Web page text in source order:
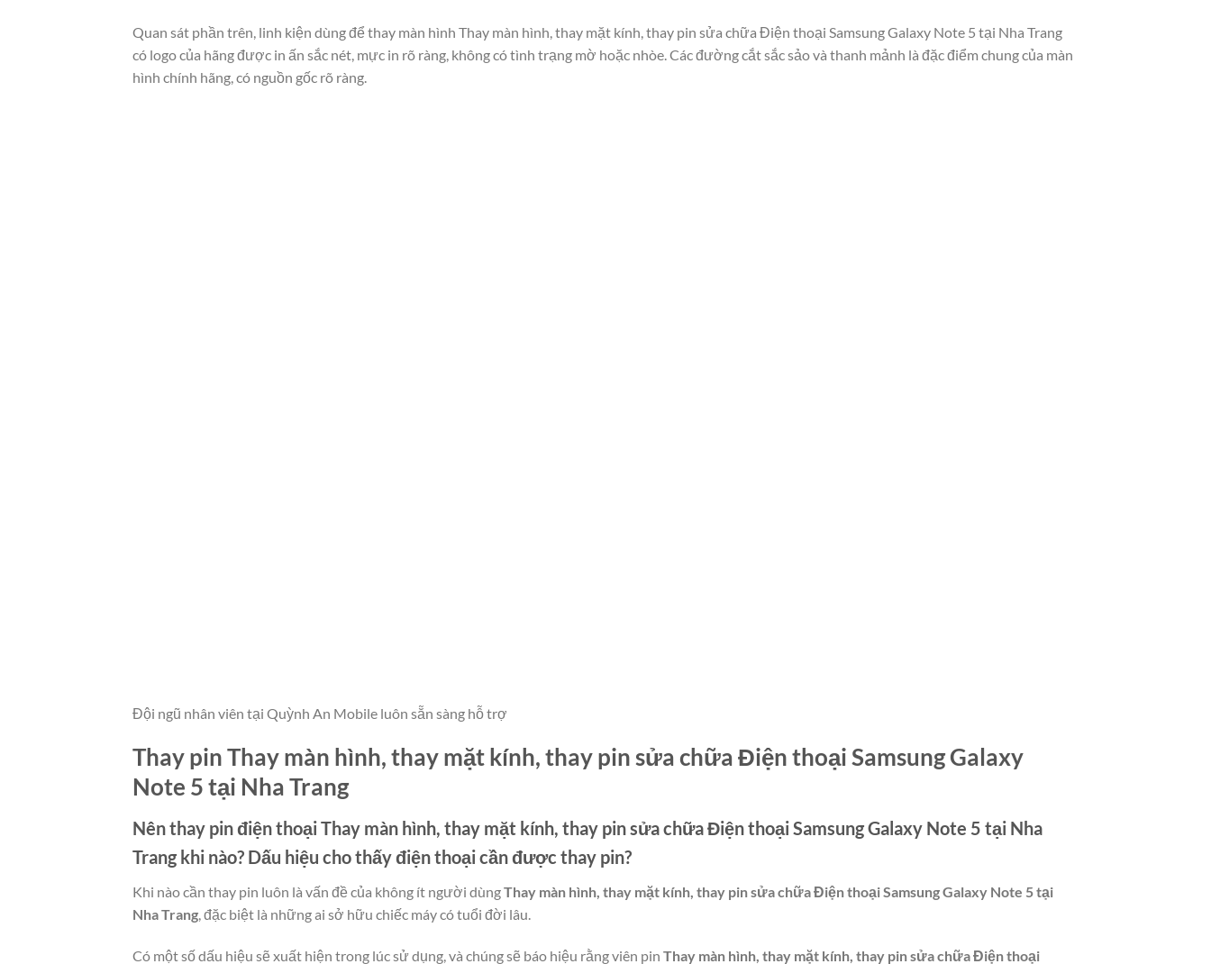
Quan sát phần trên, linh kiện dùng để thay màn hình Thay màn hình, thay mặt kính, thay pin sửa chữa Điện thoại Samsung Galaxy Note 5 tại Nha Trang
có logo của hãng được in ấn sắc nét, mực in rõ ràng, không có tình trạng mờ hoặc nhòe. Các đường cắt sắc sảo và thanh mảnh là đặc điểm chung của màn
hình chính hãng, có nguồn gốc rõ ràng.
Đội ngũ nhân viên tại Quỳnh An Mobile luôn sẵn sàng hỗ trợ
Thay pin Thay màn hình, thay mặt kính, thay pin sửa chữa Điện thoại Samsung Galaxy
Note 5 tại Nha Trang
Nên thay pin điện thoạiThay màn hình, thay mặt kính, thay pin sửa chữa Điện thoại Samsung Galaxy Note 5 tại Nha
Trang khi nào? Dấu hiệu cho thấy điện thoại cần được thay pin?
Khi nào cần thay pin luôn là vấn đề của không ít người dùngThay màn hình, thay mặt kính, thay pin sửa chữa Điện thoại Samsung Galaxy Note 5 tại
Nha Trang, đặc biệt là những ai sở hữu chiếc máy có tuổi đời lâu.
Có một số dấu hiệu sẽ xuất hiện trong lúc sử dụng, và chúng sẽ báo hiệu rằng viên pin Thay màn hình, thay mặt kính, thay pin sửa chữa Điện thoại